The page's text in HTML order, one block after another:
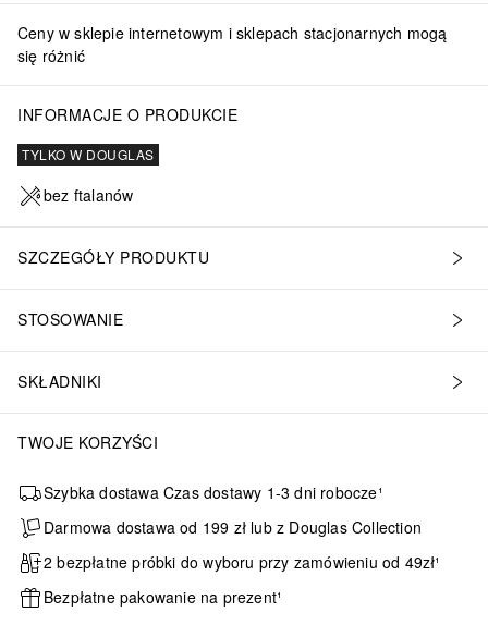
Ceny w sklepie internetowym i sklepach stacjonarnych mogą
się różnić
INFORMACJE O PRODUKCIE
TYLKO W DOUGLAS
bez ftalanów
SZCZEGÓŁY PRODUKTU
STOSOWANIE
SKŁADNIKI
TWOJE KORZYŚCI
Szybka dostawa Czas dostawy 1-3 dni robocze¹
Darmowa dostawa od 199 zł lub z Douglas Collection
2 bezpłatne próbki do wyboru przy zamówieniu od 49zł¹
Bezpłatne pakowanie na prezent¹